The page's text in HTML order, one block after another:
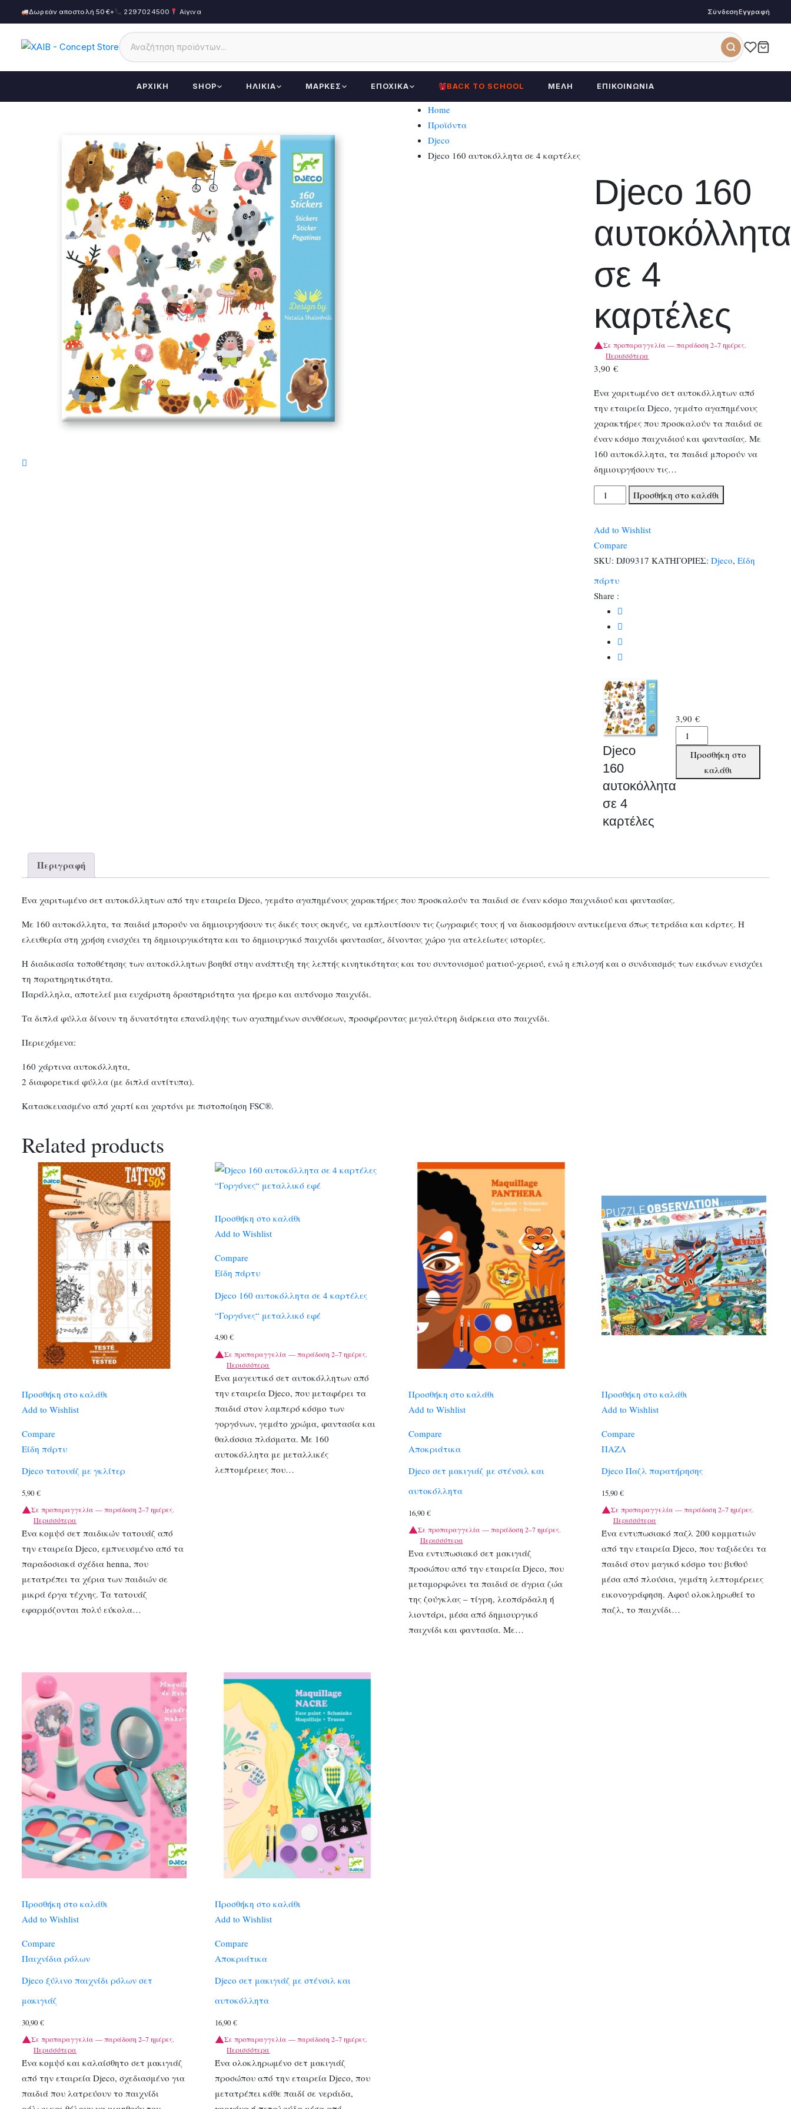
Δωρεάν αποστολή 50€+ 2297024500 Αίγινα ΣύνδεσηΕγγραφή
ΑΡΧΙΚΉ SHOP ΗΛΙΚΊΑ ΜΆΡΚΕΣ ΕΠΟΧΙΚΆ BACK TO SCHOOL ΜΈΛΗ ΕΠΙΚΟΙΝΩΝΊΑ
Home
Προϊόντα
Djeco
Djeco 160 αυτοκόλλητα σε 4 καρτέλες
Djeco 160
σε 4
καρτέλες
Σε προπαραγγελία — παράδοση 2–7 ημέρες.
Περισσότερα
3,90€
Ένα χαριτωμένο σετ αυτοκόλλητων από
την εταιρεία Djeco, γεμάτο αγαπημένους
χαρακτήρες που προσκαλούν τα παιδιά σε
έναν κόσμο παιχνιδιού και φαντασίας. Με
160 αυτοκόλλητα, τα παιδιά μπορούν να
δημιουργήσουν τις…
Djeco
160
ποσότητα
Προσθήκη στο καλάθι
Add to Wishlist
Compare
SKU: DJ09317 ΚΑΤΗΓΟΡΙΕΣ: Djeco,Είδη
πάρτυ
Share :
Djeco
160
αυτοκόλλητα
σε 4
καρτέλες
3,90€
Djeco
160
σε
Προσθήκη στο
καλάθι
Περιγραφή
Ένα χαριτωμένο σετ αυτοκόλλητων από την εταιρεία Djeco, γεμάτο αγαπημένους χαρακτήρες που προσκαλούν τα παιδιά σε έναν κόσμο παιχνιδιού και φαντασίας.
Με 160 αυτοκόλλητα, τα παιδιά μπορούν να δημιουργήσουν τις δικές τους σκηνές, να εμπλουτίσουν τις ζωγραφιές τους ή να διακοσμήσουν αντικείμενα όπως τετράδια και κάρτες. Η
ελευθερία στη χρήση ενισχύει τη δημιουργικότητα και το δημιουργικό παιχνίδι φαντασίας, δίνοντας χώρο για ατελείωτες ιστορίες.
Η διαδικασία τοποθέτησης των αυτοκόλλητων βοηθά στην ανάπτυξη της λεπτής κινητικότητας και του συντονισμού ματιού-χεριού, ενώ η επιλογή και ο συνδυασμός των εικόνων ενισχύει
τη παρατηρητικότητα.
Παράλληλα, αποτελεί μια ευχάριστη δραστηριότητα για ήρεμο και αυτόνομο παιχνίδι.
Τα διπλά φύλλα δίνουν τη δυνατότητα επανάληψης των αγαπημένων συνθέσεων, προσφέροντας μεγαλύτερη διάρκεια στο παιχνίδι.
Περιεχόμενα:
160 χάρτινα αυτοκόλλητα,
2 διαφορετικά φύλλα (με διπλά αντίτυπα).
Κατασκευασμένο από χαρτί και χαρτόνι με πιστοποίηση FSC®.
Related products
Προσθήκη στο καλάθι
Add to Wishlist
Compare
Είδη πάρτυ
Djeco τατουάζ με γκλίτερ
5,90 €
Σε προπαραγγελία — παράδοση 2–7 ημέρες.
Περισσότερα
Ένα κομψό σετ παιδικών τατουάζ από
την εταιρεία Djeco, εμπνευσμένο από τα
παραδοσιακά σχέδια henna, που
μετατρέπει τα χέρια των παιδιών σε
μικρά έργα τέχνης. Τα τατουάζ
εφαρμόζονται πολύ εύκολα…
Προσθήκη στο καλάθι
Add to Wishlist
Compare
Είδη πάρτυ
Djeco 160 αυτοκόλλητα σε 4 καρτέλες
“Γοργόνες“ μεταλλικό εφέ
4,90€
Σε προπαραγγελία — παράδοση 2–7 ημέρες.
Περισσότερα
Ένα μαγευτικό σετ αυτοκόλλητων από
την εταιρεία Djeco, που μεταφέρει τα
παιδιά στον λαμπερό κόσμο των
γοργόνων, γεμάτο χρώμα, φαντασία και
θαλάσσια πλάσματα. Με 160
αυτοκόλλητα με μεταλλικές
λεπτομέρειες που…
Προσθήκη στο καλάθι
Add to Wishlist
Compare
Αποκριάτικα
Djeco σετ μακιγιάζ με στένσιλ και
αυτοκόλλητα
16,90 €
Σε προπαραγγελία — παράδοση 2–7 ημέρες.
Περισσότερα
Ένα εντυπωσιακό σετ μακιγιάζ
προσώπου από την εταιρεία Djeco, που
μεταμορφώνει τα παιδιά σε άγρια ζώα
της ζούγκλας – τίγρη, λεοπάρδαλη ή
λιοντάρι, μέσα από δημιουργικό
παιχνίδι και φαντασία. Με…
Προσθήκη στο καλάθι
Add to Wishlist
Compare
ΠΑΖΛ
Djeco Παζλ παρατήρησης
15,90 €
Σε προπαραγγελία — παράδοση 2–7 ημέρες.
Περισσότερα
Ένα εντυπωσιακό παζλ 200 κομματιών
από την εταιρεία Djeco, που ταξιδεύει τα
παιδιά στον μαγικό κόσμο του βυθού
μέσα από πλούσια, γεμάτη λεπτομέρειες
εικονογράφηση. Αφού ολοκληρωθεί το
παζλ, το παιχνίδι…
Προσθήκη στο καλάθι
Add to Wishlist
Compare
Παιχνίδια ρόλων
Djeco ξύλινο παιχνίδι ρόλων σετ
μακιγιάζ
30,90 €
Σε προπαραγγελία — παράδοση 2–7 ημέρες.
Περισσότερα
Ένα κομψό και καλαίσθητο σετ μακιγιάζ
από την εταιρεία Djeco, σχεδιασμένο για
παιδιά που λατρεύουν το παιχνίδι
Προσθήκη στο καλάθι
Add to Wishlist
Compare
Αποκριάτικα
Djeco σετ μακιγιάζ με στένσιλ και
αυτοκόλλητα
16,90€
Σε προπαραγγελία — παράδοση 2–7 ημέρες.
Περισσότερα
Ένα ολοκληρωμένο σετ μακιγιάζ
προσώπου από την εταιρεία Djeco, που
μετατρέπει κάθε παιδί σε νεράιδα,